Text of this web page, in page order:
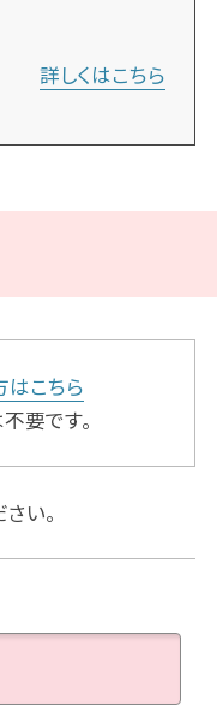
詳しくはこちら
はこちら
要です。
い。